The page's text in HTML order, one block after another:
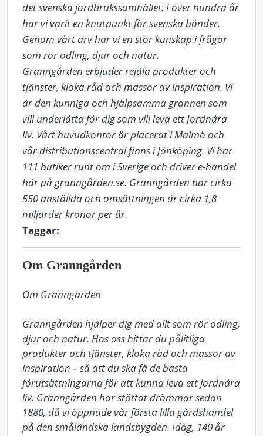
det svenska jordbrukssamhället. I över hundra år
har vi varit en knutpunkt för svenska bönder.
Genom vårt arv har vi en stor kunskap i frågor
som rör odling, djur och natur.
Granngården erbjuder rejäla produkter och
tjänster, kloka råd och massor av inspiration. Vi
är den kunniga och hjälpsamma grannen som
vill underlätta för dig som vill leva ett Jordnära
liv. Vårt huvudkontor är placerat i Malmö och
vår distributionscentral finns i Jönköping. Vi har
111 butiker runt om i Sverige och driver e-handel
här på granngården.se. Granngården har cirka
550 anställda och omsättningen är cirka 1,8
miljarder kronor per år.
Taggar:
Om Granngården
Om Granngården
Granngården hjälper dig med allt som rör odling,
djur och natur. Hos oss hittar du pålitliga
produkter och tjänster, kloka råd och massor av
inspiration – så att du ska få de bästa
förutsättningarna för att kunna leva ett jordnära
liv. Granngården har stöttat drömmar sedan
1880, då vi öppnade vår första lilla gårdshandel
på den småländska landsbygden. Idag, 140 år